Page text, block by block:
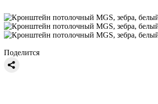
Поделится